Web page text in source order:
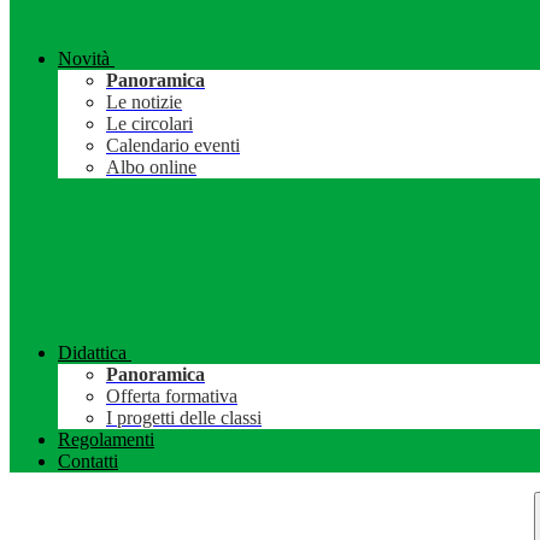
Novità
Panoramica
Le notizie
Le circolari
Calendario eventi
Albo online
Didattica
Panoramica
Offerta formativa
I progetti delle classi
Regolamenti
Contatti